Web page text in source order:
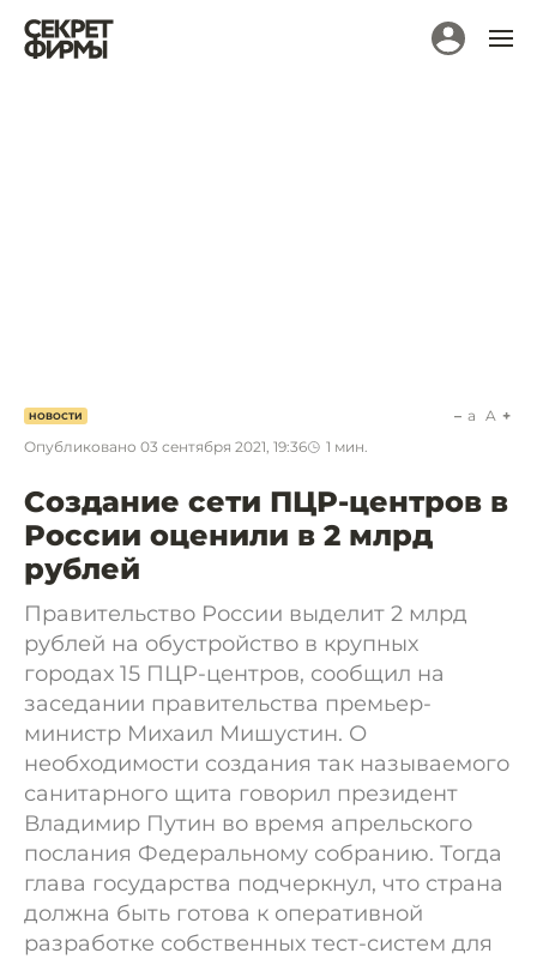
НОВОСТИ
Опубликовано 03 сентября 2021, 19:36 1 мин.
a A
Создание сети ПЦР-центров в
России оценили в 2 млрд
рублей
Правительство России выделит 2 млрд
рублей на обустройство в крупных
городах 15 ПЦР-центров, сообщил на
заседании правительства премьер-
министр Михаил Мишустин. О
необходимости создания так называемого
санитарного щита говорил президент
Владимир Путин во время апрельского
послания Федеральному собранию. Тогда
глава государства подчеркнул, что страна
должна быть готова к оперативной
разработке собственных тест-систем для